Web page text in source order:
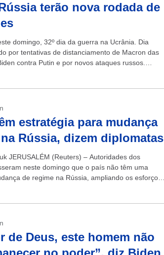
terão nova rodada de
domingo, 32º dia da guerra na Ucrânia. Dia
por tentativas de distanciamento de Macron das
contra Putin e por novos ataques russos.
estratégia para mudança
Rússia, dizem diplomatas
JERUSALÉM (Reuters) – Autoridades dos
neste domingo que o país não têm uma
de regime na Rússia, ampliando os esforços
de Deus, este homem não